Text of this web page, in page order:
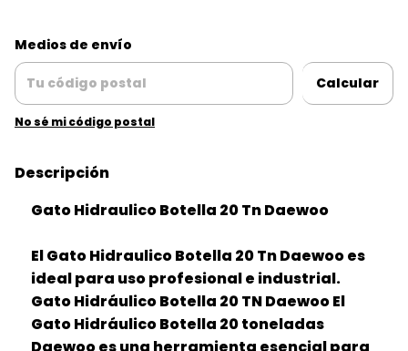
Entregas para el CP:
Medios de envío
Calcular
No sé mi código postal
Descripción
Gato Hidraulico Botella 20 Tn Daewoo
El Gato Hidraulico Botella 20 Tn Daewoo es
ideal para uso profesional e industrial.
Gato Hidráulico Botella 20 TN Daewoo El
Gato Hidráulico Botella 20 toneladas
Daewoo es una herramienta esencial para